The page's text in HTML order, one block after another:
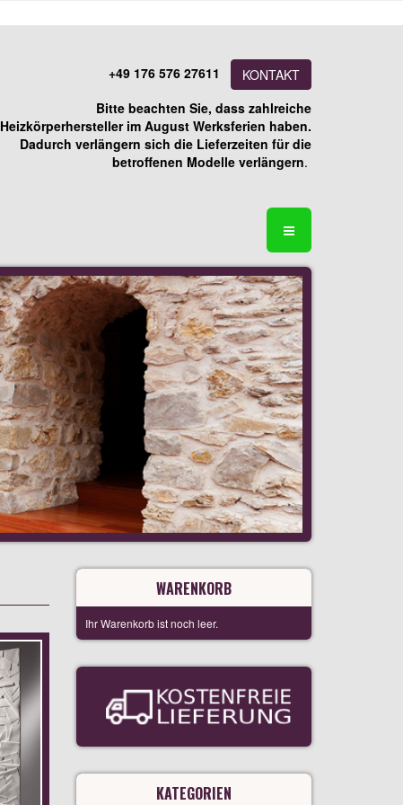
+49 176 576 27611
KONTAKT
Bitte beachten Sie, dass zahlreiche
Heizkörperhersteller im August Werksferien haben.
Dadurch verlängern sich die Lieferzeiten für die
betroffenen Modelle verlängern.
WARENKORB
Ihr Warenkorb ist noch leer.
KATEGORIEN